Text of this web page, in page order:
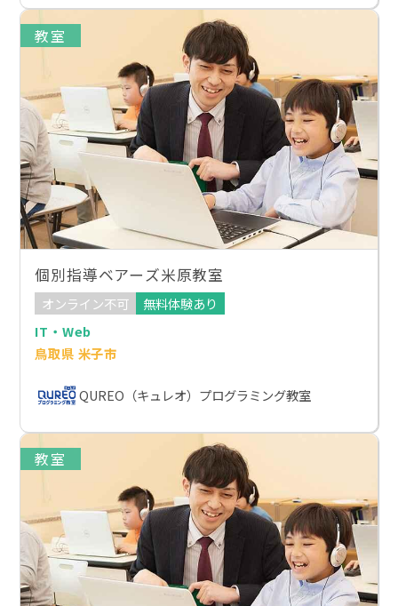
教室
個別指導ベアーズ米原教室
オンライン不可
無料体験あり
IT・Web
鳥取県 米子市
QUREO（キュレオ）プログラミング教室
教室